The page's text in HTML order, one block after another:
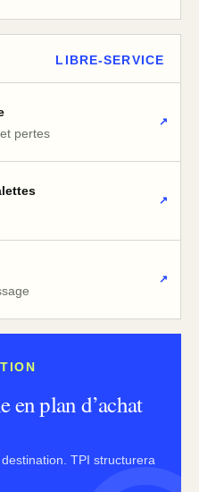
LIBRE-SERVICE
pertes
↗
↗
↗
en plan d’achat
TPI structurera